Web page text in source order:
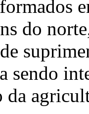
do
sendo
da